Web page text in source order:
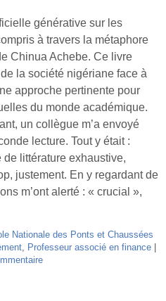
IMT
générative sur les
à travers la métaphore
Chinua Achebe. Ce livre
la société nigériane face à
approche pertinente pour
du monde académique.
un collègue m’a envoyé
lecture. Tout y était :
littérature exhaustive,
justement. En y regardant de
m’ont alerté : « crucial »,
Nationale des Ponts et Chaussées
,
Professeur associé en finance